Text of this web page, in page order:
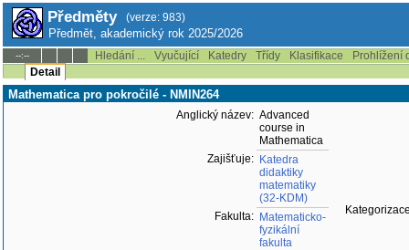
Předměty (verze: 983)
Předmět, akademický rok 2025/2026
--:-- Hledání ... Vyučující Katedry Třídy Klasifikace
Prohlížení
Detail
Mathematica pro pokročilé - NMIN264
Anglický název: Advanced
course in
Mathematica
Zajišťuje: Katedra
didaktiky
matematiky
(32-KDM)
Fakulta: Matematicko-
fyzikální
fakulta